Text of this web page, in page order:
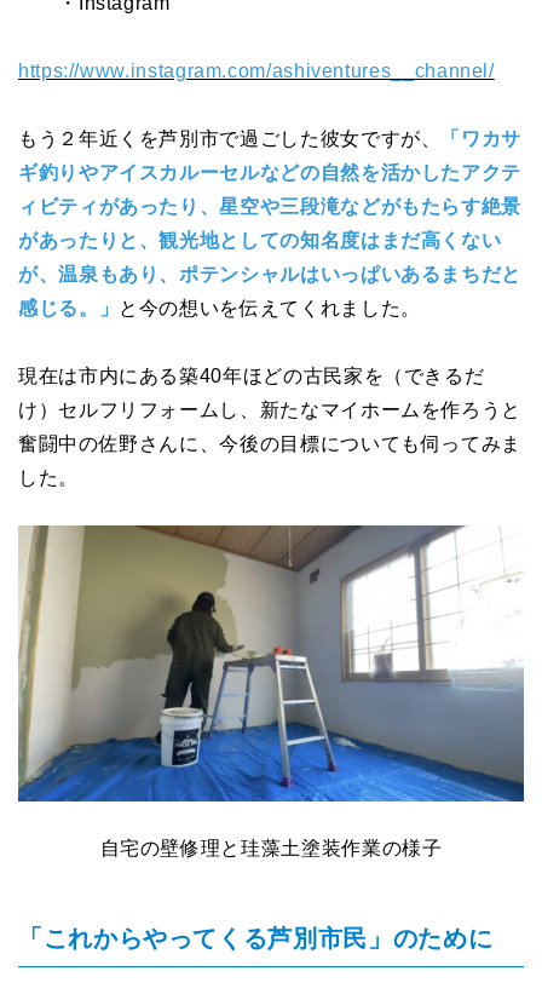
https://www.instagram.com/ashiventures__channel/
もう２年近くを芦別市で過ごした彼女ですが、
「ワカサ
ギ釣りやアイスカルーセルなどの自然を活かしたアクテ
ィビティがあったり、星空や三段滝などがもたらす絶景
があったりと、観光地としての知名度はまだ高くない
が、温泉もあり、ポテンシャルはいっぱいあるまちだと
感じる。」
と今の想いを伝えてくれました。
現在は市内にある築40年ほどの古民家を（できるだ
け）セルフリフォームし、新たなマイホームを作ろうと
奮闘中の佐野さんに、今後の目標についても伺ってみま
した。
自宅の壁修理と珪藻土塗装作業の様子
「これからやってくる芦別市民」のために